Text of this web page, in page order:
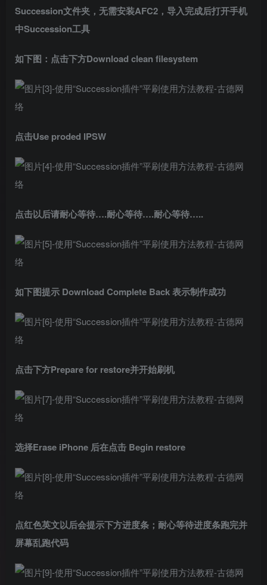
Succession文件夹，无需安装AFC2，导入完成后打开手机
中Succession工具
如下图：点击下方Download clean filesystem
点击Use proded IPSW
点击以后请耐心等待….耐心等待….耐心等待…..
如下图提示 Download Complete Back 表示制作成功
点击下方Prepare for restore并开始刷机
选择Erase iPhone 后在点击 Begin restore
点红色英文以后会提示下方进度条；耐心等待进度条跑完并
屏幕乱跑代码